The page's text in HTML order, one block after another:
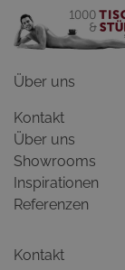
Über uns
Kontakt
Über uns
Showrooms
Inspirationen
Referenzen
Kontakt